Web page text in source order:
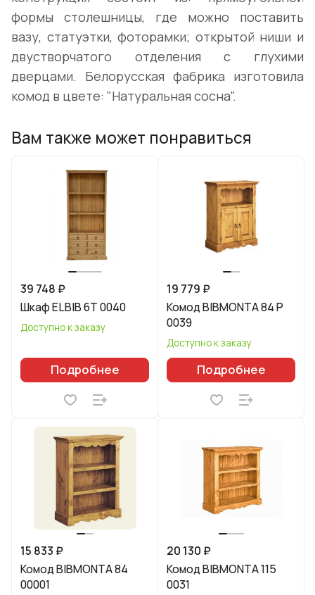
формы столешницы, где можно поставить
вазу, статуэтки, фоторамки; открытой ниши и
двустворчатого отделения с глухими
дверцами. Белорусская фабрика изготовила
комод в цвете: "Натуральная сосна".
Вам также может понравиться
39 748 ₽
Шкаф ELBIB 6T 0040
Доступно к заказу
Подробнее
19 779 ₽
Комод BIBMONTA 84 Р
0039
Доступно к заказу
Подробнее
15 833 ₽
Комод BIBMONTA 84
00001
20 130 ₽
Комод BIBMONTA 115
0031